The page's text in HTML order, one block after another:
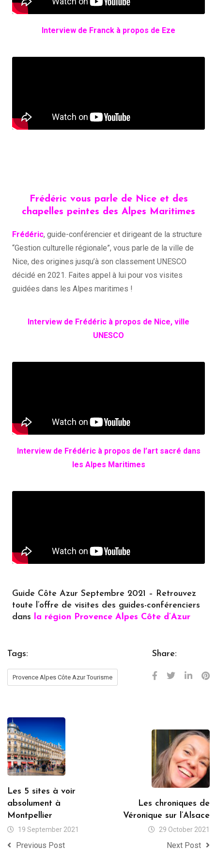
Interview de Franck à propos de Eze
Frédéric vous parle de Nice et des
chapelles peintes des Alpes Maritimes
Frédéric, guide-conférencier et dirigeant de la structure
“Gestion culturelle régionale”, vous parle de la ville de
Nice, des origines jusqu’à son classement UNESCO
décidé en 2021. Faites appel à lui pour vos visites
guidées dans les Alpes maritimes !
Interview de Frédéric à propos de Nice, ville
UNESCO
Interview de Frédéric à propos de l’art sacré dans
les Alpes Maritimes
Guide Côte Azur Septembre 2021 – Retrouvez
toute l’offre de visites des guides-conférenciers
dans la région Provence Alpes Côte d’Azur
Tags:
Provence Alpes Côte Azur Tourisme
Share:
Les 5 sites à voir
absolument à
Montpellier
19 September 2021
Previous Post
Les chroniques de
Véronique sur l’Alsace
29 October 2021
Next Post